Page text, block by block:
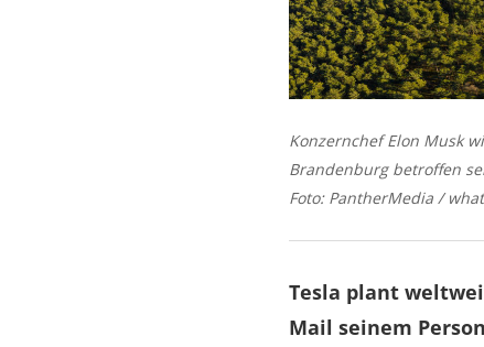
Konzernchef Elon Musk
Brandenburg betroffen
Foto: PantherMedia /
Tesla plant
Mail seinem